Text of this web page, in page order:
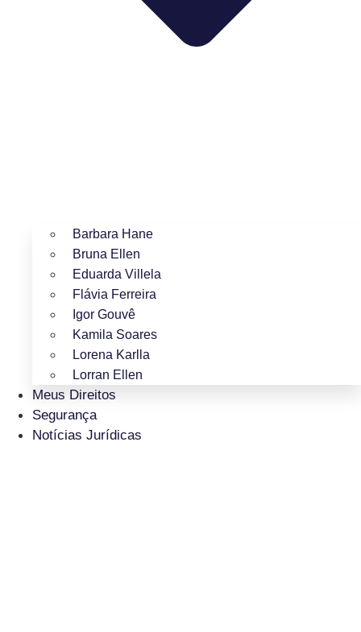
Barbara Hane
Bruna Ellen
Eduarda Villela
Flávia Ferreira
Igor Gouvê
Kamila Soares
Lorena Karlla
Lorran Ellen
Meus Direitos
Segurança
Notícias Jurídicas